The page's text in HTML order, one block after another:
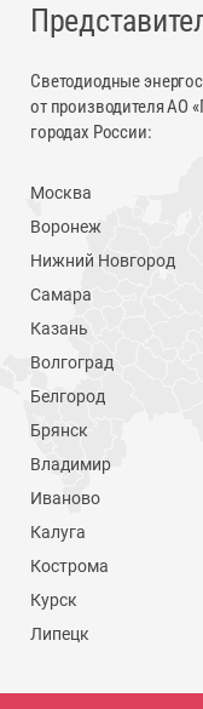
Светодиодные
от производителя АО
городах России:
Москва
Воронеж
Нижний Новгород
Самара
Казань
Волгоград
Белгород
Брянск
Владимир
Иваново
Калуга
Кострома
Курск
Липецк